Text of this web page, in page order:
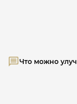
Что можно